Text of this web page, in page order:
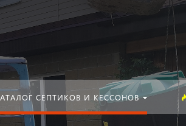
СЕПТИКОВ И КЕССОНОВ